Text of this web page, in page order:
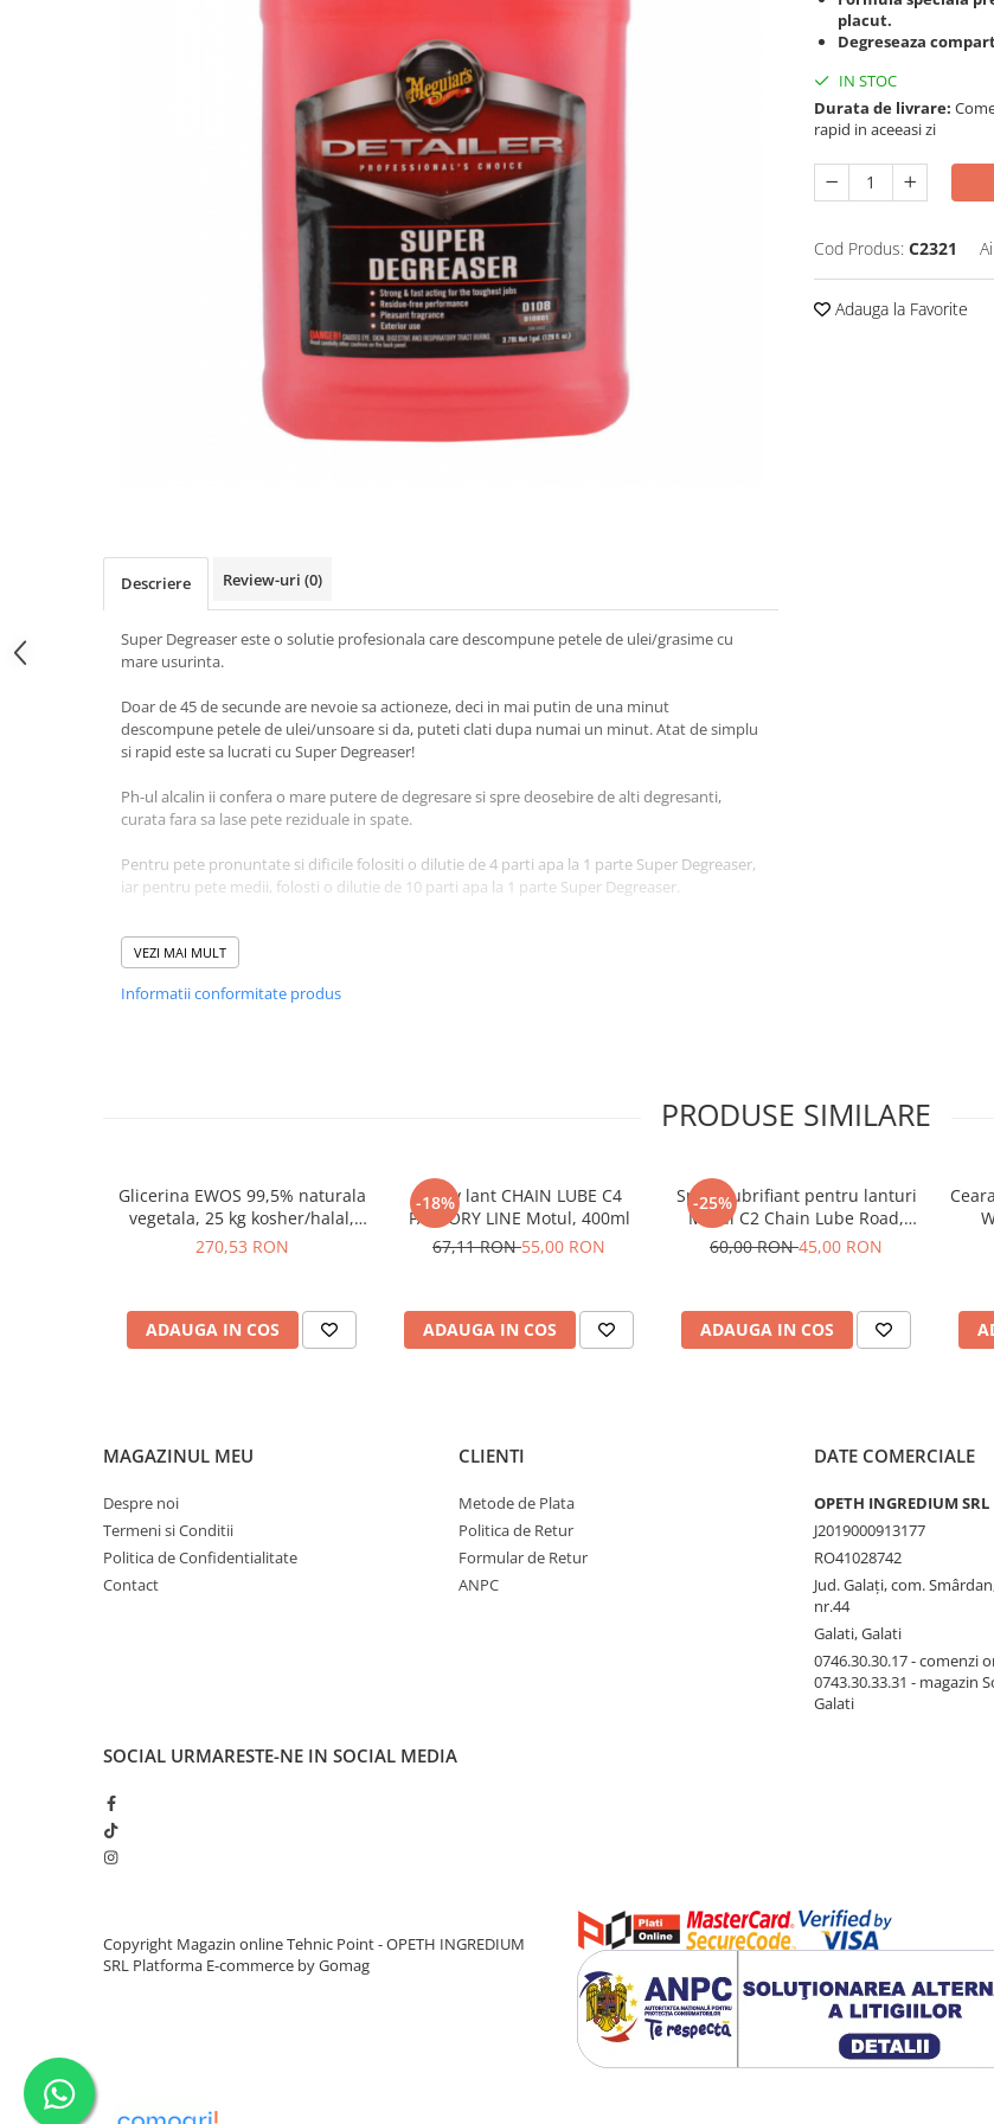
placut.
Degreseaza
IN STOC
Durata de livrare:
rapid in aceeasi zi
Cod Produs: C2321
Adauga la Favorite
Descriere Review-uri (0)
Super Degreaser este o solutie profesionala care descompune petele de ulei/grasime cu
mare usurinta.
Doar de 45 de secunde are nevoie sa actioneze, deci in mai putin de una minut
descompune petele de ulei/unsoare si da, puteti clati dupa numai un minut. Atat de simplu
si rapid este sa lucrati cu Super Degreaser!
Ph-ul alcalin ii confera o mare putere de degresare si spre deosebire de alti degresanti,
curata fara sa lase pete reziduale in spate.
Pentru pete pronuntate si dificile folositi o dilutie de 4 parti apa la 1 parte Super Degreaser,
iar pentru pete medii, folosti o dilutie de 10 parti apa la 1 parte Super Degreaser.
In 45 de secunde dupa aplicare, puteti clati!
temperatura normala. A nu fi lasat sa se usuce pe suprafete!!
VEZI MAI MULT
Informatii conformitate produs
PRODUSE SIMILARE
Glicerina EWOS 99,5% naturala
vegetala, 25 kg kosher/halal,
grad farmaceutic
270,53 RON
ADAUGA IN COS
-18%
Spray lant CHAIN LUBE C4
FACTORY LINE Motul, 400ml
67,11 RON55,00 RON
ADAUGA IN COS
-25%
Spray lubrifiant pentru lanturi
Motul C2 Chain Lube Road,
400ml
60,00 RON45,00 RON
ADAUGA IN COS
MAGAZINUL MEU
Despre noi
Termeni si Conditii
Politica de Confidentialitate
Contact
CLIENTI
Metode de Plata
Politica de Retur
Formular de Retur
ANPC
DATE COMERCIALE
OPETH INGREDIUM SRL
J2019000913177
RO41028742
Jud. Galaţi, com.
nr.44
Galati, Galati
0746.30.30.17 - comenzi
0743.30.33.31 - magazin
Galati
SOCIAL URMARESTE-NE IN SOCIAL MEDIA
Copyright Magazin online Tehnic Point - OPETH INGREDIUM
SRL Platforma E-commerce by Gomag